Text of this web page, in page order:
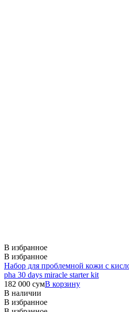
В избранное
В избранное
Набор для проблемной кожи с
pha 30 days miracle starter kit
182 000 сумВ корзину
В наличии
В избранное